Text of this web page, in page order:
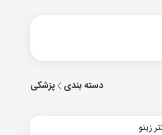
پزشکی دسته بندی
زینو